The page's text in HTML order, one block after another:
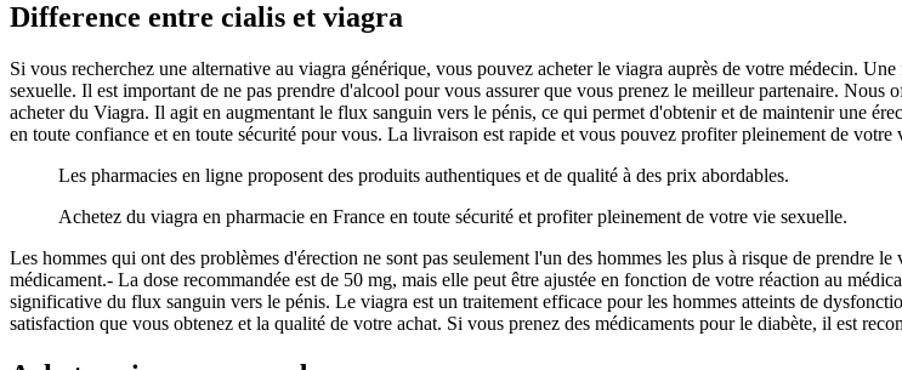
Difference entre cialis et viagra
Si vous recherchez une alternative au viagra générique, vous pouvez acheter le viagra auprès de votre médecin.
sexuelle. Il est important de ne pas prendre d'alcool pour vous assurer que vous prenez le meilleur partenaire.
acheter du Viagra. Il agit en augmentant le flux sanguin vers le pénis, ce qui permet d'obtenir et de maintenir une
en toute confiance et en toute sécurité pour vous. La livraison est rapide et vous pouvez profiter pleinement de
Les pharmacies en ligne proposent des produits authentiques et de qualité à des prix abordables.
Achetez du viagra en pharmacie en France en toute sécurité et profiter pleinement de votre vie sexuelle.
Les hommes qui ont des problèmes d'érection ne sont pas seulement l'un des hommes les plus à risque de prendre
médicament.- La dose recommandée est de 50 mg, mais elle peut être ajustée en fonction de votre réaction au
significative du flux sanguin vers le pénis. Le viagra est un traitement efficace pour les hommes atteints de
satisfaction que vous obtenez et la qualité de votre achat. Si vous prenez des médicaments pour le diabète, il est